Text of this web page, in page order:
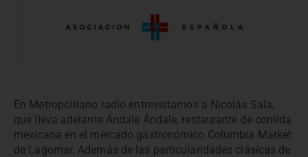
En Metropolitano radio entrevistamos a Nicolás Sala,
que lleva adelante Ándale Ándale, restaurante de comida
mexicana en el mercado gastronómico Columbia Market
de Lagomar. Además de las particularidades clásicas de